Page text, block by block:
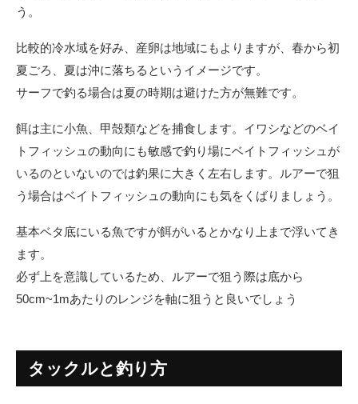
う。
比較的冷水域を好み、産卵は地域にもよりますが、春から初
夏ごろ、夏は沖に落ちるというイメージです。
サーフで釣る場合は夏の時期は避けた方が無難です。
餌は主に小魚、甲殻類などを捕食します。イワシなどのベイ
トフィッシュの動向にも敏感で釣り場にベイトフィッシュが
いるのといないのでは釣果に大きく左右します。ルアーで狙
う場合はベイトフィッシュの動向にも気をくばりましょう。
基本ベタ底にいる魚ですが餌がいるとかなり上まで浮いてき
ます。
必ず上を意識しているため、ルアーで狙う際は底から
50cm~1mあたりのレンジを軸に狙うと良いでしょう
タックルと釣り方